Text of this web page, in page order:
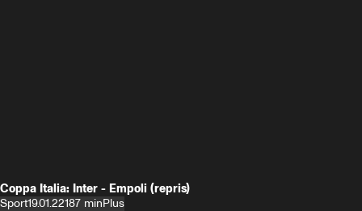
Coppa Italia: Inter - Empoli (repris)
Sport19.01.22187 minPlus